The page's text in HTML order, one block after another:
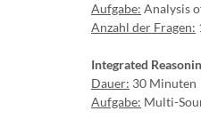
Aufgabe: Analysis
Anzahl der Fragen:
Integrated
Dauer: 30 Minuten
Aufgabe: Multi-